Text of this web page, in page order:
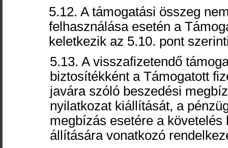
5.12. A támogatási összeg
felhasználása esetén a
keletkezik az 5.10. pont
5.13. A visszafizetendő
biztosítékként a Támogatott
javára szóló beszedési
nyilatkozat kiállítását, a
megbízás esetére a
állítására vonatkozó